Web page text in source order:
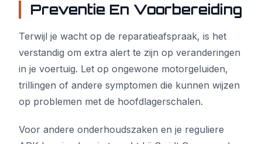
Preventie En Voorbereiding
Terwijl je wacht op de reparatieafspraak, is het
verstandig om extra alert te zijn op veranderingen
in je voertuig. Let op ongewone motorgeluiden,
trillingen of andere symptomen die kunnen wijzen
op problemen met de hoofdlagerschalen.
Voor andere onderhoudszaken en je reguliere